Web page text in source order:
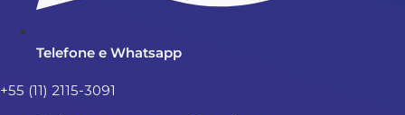
Telefone e Whatsapp
+55 (11) 2115-3091